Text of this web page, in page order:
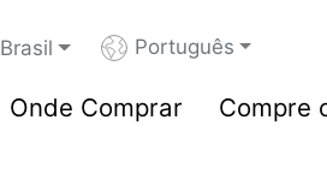
Brasil Português
Onde Comprar Compre